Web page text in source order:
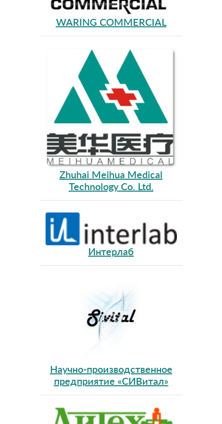
WARING COMMERCIAL
Zhuhai Meihua Medical
Technology Co. Ltd.
Интерлаб
Научно-производственное
предприятие «СИВитал»